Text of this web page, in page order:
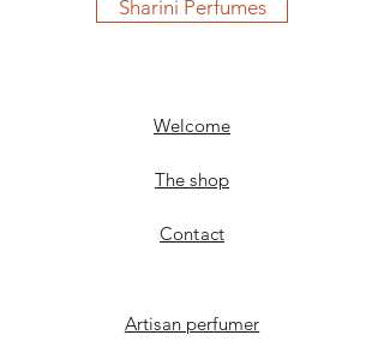
Sharini Perfumes
Welcome
The shop
Contact
Artisan perfumer